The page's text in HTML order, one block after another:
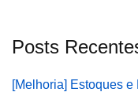
Posts
[Melhoria] Estoques